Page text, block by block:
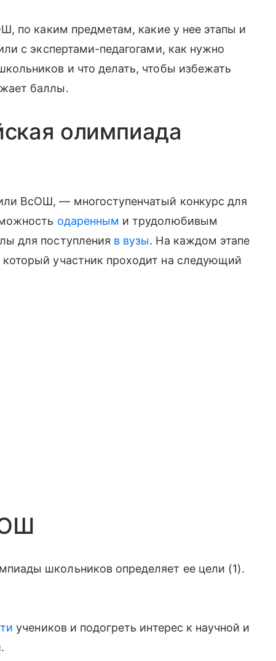
по каким предметам, какие у нее этапы и
с экспертами-педагогами, как нужно
и что делать, чтобы избежать
баллы.
олимпиада
ВсОШ, — многоступенчатый конкурс для
одаренным и трудолюбивым
для поступления в вузы. На каждом этапе
участник проходит на следующий
школьников определяет ее цели (1).
учеников и подогреть интерес к научной и